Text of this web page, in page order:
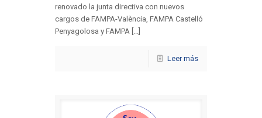
renovado la junta directiva con nuevos
cargos de FAMPA-València, FAMPA Castelló
Penyagolosa y FAMPA [...]
Leer más